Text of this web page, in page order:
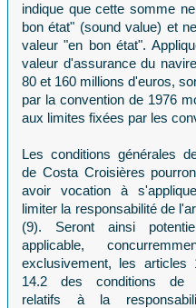
indique que cette somme
bon état" (sound value) et
valeur "en bon état".
valeur d'assurance du
80 et 160 millions d'euros,
par la convention de 1976
aux limites fixées par les
Les conditions générales
de Costa Croisières
avoir vocation à
limiter la responsabilité de
(9). Seront ainsi
applicable,
exclusivement, les articles
14.2 des conditions de
relatifs à la